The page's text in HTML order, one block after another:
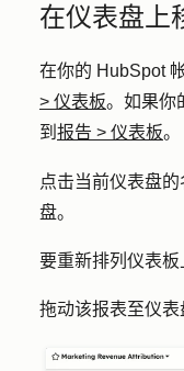
在仪表盘上
在你的 HubSpot
> 仪表板。如果你
到 报告 > 仪表板。
点击当前仪表盘的
盘。
要重新排列仪表
拖动该报表至仪表